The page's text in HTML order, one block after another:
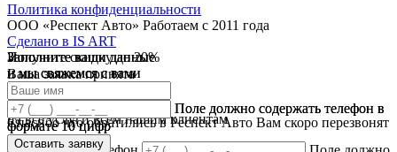
Политика конфиденциальности
ООО «Респект Авто» Работаем с 2011 года
Сделано в IS ART
Заполните ваши данные
и мы свяжемся с вами
Поле должно содержать телефон в
формате 10 цифр
Оставить заявку
Получите скидку до 20%
В течении 10 дней
мы предоставляем скидку
на все услуги всем нашим клиентам
Заполните ваши данные
и мы свяжемся с вами
Поле должно содержать телефон в
формате 10 цифр
Оставить заявку
✓
Ваша заявка принята
✓
Ваш ответ принят
Спасибо что обратились в Респект Авто Вам скоро перезвонят